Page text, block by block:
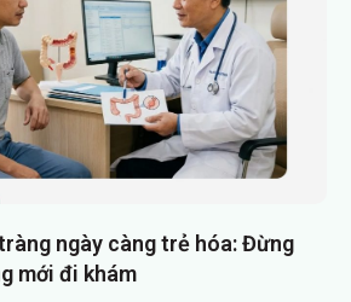
ngày càng trẻ hóa: Đừng
mới đi khám